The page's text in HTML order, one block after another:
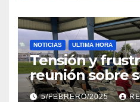
NOTICIAS ULTIMA HORA
Tensión y
reunión sobre
Reparto
5/FEBRERO/2025